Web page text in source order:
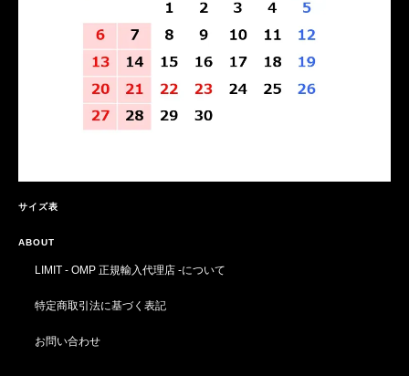
サイズ表
ABOUT
LIMIT - OMP 正規輸入代理店 -について
特定商取引法に基づく表記
お問い合わせ